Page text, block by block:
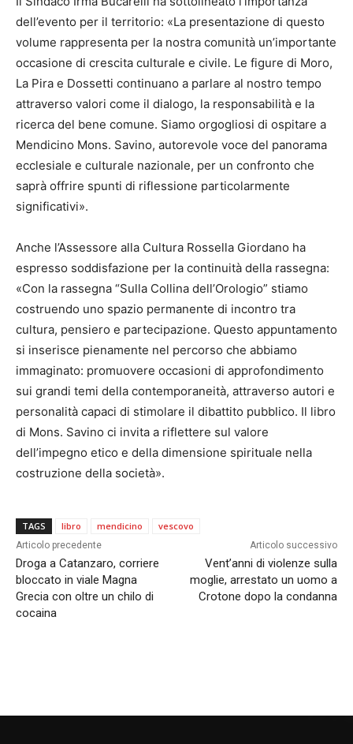
dell’evento per il territorio: «La presentazione di questo
volume rappresenta per la nostra comunità un’importante
occasione di crescita culturale e civile. Le figure di Moro,
La Pira e Dossetti continuano a parlare al nostro tempo
attraverso valori come il dialogo, la responsabilità e la
ricerca del bene comune. Siamo orgogliosi di ospitare a
Mendicino Mons. Savino, autorevole voce del panorama
ecclesiale e culturale nazionale, per un confronto che
saprà offrire spunti di riflessione particolarmente
significativi».
Anche l’Assessore alla Cultura Rossella Giordano ha
espresso soddisfazione per la continuità della rassegna:
«Con la rassegna “Sulla Collina dell’Orologio” stiamo
costruendo uno spazio permanente di incontro tra
cultura, pensiero e partecipazione. Questo appuntamento
si inserisce pienamente nel percorso che abbiamo
immaginato: promuovere occasioni di approfondimento
sui grandi temi della contemporaneità, attraverso autori e
personalità capaci di stimolare il dibattito pubblico. Il libro
di Mons. Savino ci invita a riflettere sul valore
dell’impegno etico e della dimensione spirituale nella
costruzione della società».
TAGS libro mendicino vescovo
Articolo precedente
Droga a Catanzaro, corriere
bloccato in viale Magna
Grecia con oltre un chilo di
cocaina
Articolo successivo
Vent’anni di violenze sulla
moglie, arrestato un uomo a
Crotone dopo la condanna